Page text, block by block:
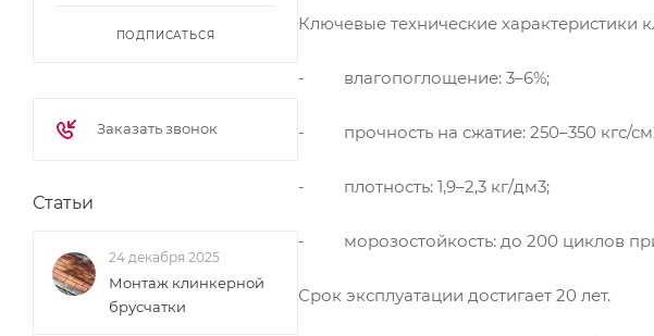
Ключевые технические характеристики
- влагопоглощение: 3–6%;
- прочность на сжатие: 250–350 кгс/
- плотность: 1,9–2,3 кг/дм3;
- морозостойкость: до 200 циклов при
Срок эксплуатации достигает 20 лет.
ПОДПИСАТЬСЯ
Заказать звонок
Статьи
24 декабря 2025
Монтаж клинкерной
брусчатки